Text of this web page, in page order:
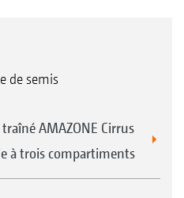
de semis
AMAZONE Cirrus
à trois compartiments